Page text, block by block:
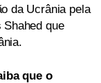
da Ucrânia pela
que
que o